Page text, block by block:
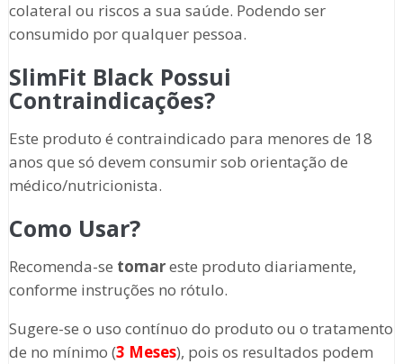
colateral ou riscos a sua saúde. Podendo ser
consumido por qualquer pessoa.
SlimFit Black Possui
Contraindicações?
Este produto é contraindicado para menores de 18
anos que só devem consumir sob orientação de
médico/nutricionista.
Como Usar?
Recomenda-se tomareste produto diariamente,
conforme instruções no rótulo.
Sugere-se o uso contínuo do produto ou o tratamento
de no mínimo (3 Meses), pois os resultados podem